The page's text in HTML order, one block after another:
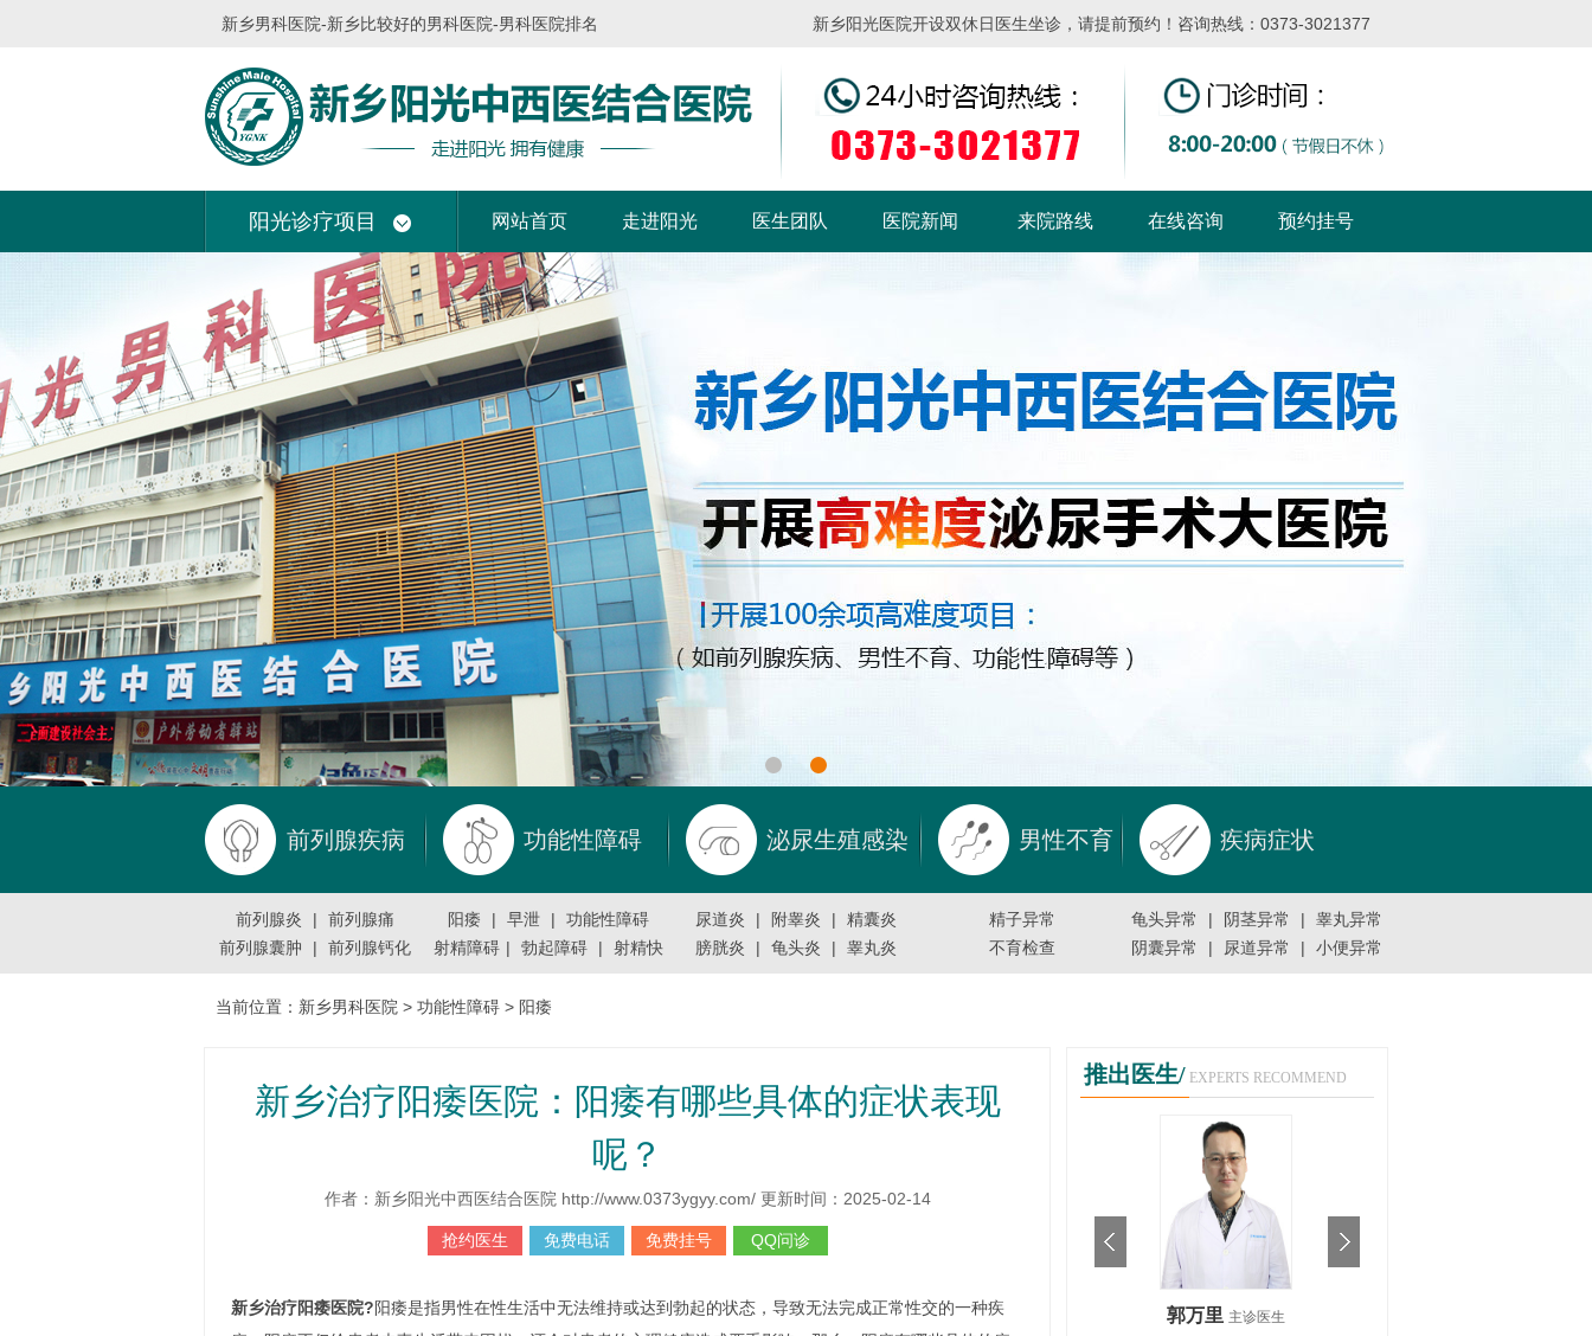
新乡男科医院-新乡比较好的男科医院-男科医院排名 新乡阳光医院开设双休日医生坐诊，请提前预约！咨询热线：0373-3021377
阳光诊疗项目 网站首页 走进阳光 医生团队 医院新闻 来院路线 在线咨询 预约挂号
前列腺疾病
前列腺炎 |
前列腺痛
前列腺囊肿
| 前列腺钙化
功能性障碍
阳痿 | 早泄 |
功能性障碍
射精障碍 | 勃起障碍 | 射精快
泌尿生殖感染
尿道炎 | 附睾炎 |
精囊炎
膀胱炎
| 龟头炎 | 睾丸炎
男性不育
精子异常
不育检查
疾病症状
龟头异常 | 阴茎异常 |
睾丸异常
阴囊异常
| 尿道异常 | 小便异常
当前位置： 新乡男科医院 > 功能性障碍 > 阳痿
新乡治疗阳痿医院：阳痿有哪些具体的症状表现
呢？
作者：新乡阳光中西医结合医院 http://www.0373ygyy.com/ 更新时间：2025-02-14
抢约医生 免费电话 免费挂号 QQ问诊
新乡治疗阳痿医院?阳痿是指男性在性生活中无法维持或达到勃起的状态，导致无法完成正常性交的一种疾
推出医生/ EXPERTS RECOMMEND
郭万里 主诊医生